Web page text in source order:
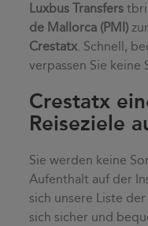
Luxbus Transfers
de Mallorca (PMI)
Crestatx. Schnell,
verpassen Sie keine
Crestatx
Reiseziele
Sie werden keine
Aufenthalt auf der
sich unsere Liste
sich sicher und